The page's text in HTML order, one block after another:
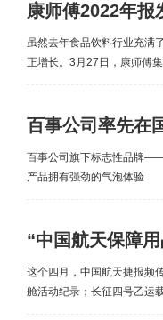
康师傅2022年报
虽然去年食品饮料行业充满
正增长。3月27日，康师傅集
百事公司率先在
百事公司旗下标志性品牌——
产品拥有强劲的气泡体验
“中国航天保障
这个四月，中国航天捷报频
舱活动纪录；长征四号乙运